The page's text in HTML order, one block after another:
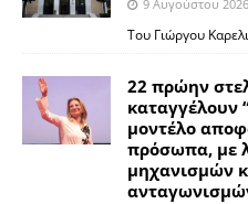
9 Αυγούστου 2026
Του Γιώργου
22 πρώην
καταγγέλουν
μοντέλο
πρόσωπα, με
μηχανισμών